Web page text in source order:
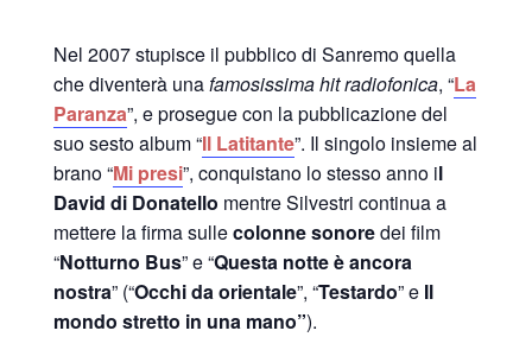
Nel 2007 stupisce il pubblico di Sanremo quella
che diventerà unafamosissima hit radiofonica, “La
Paranza”, e prosegue con la pubblicazione del
suo sesto album “Il Latitante”. Il singolo insieme al
brano “Mi presi”, conquistano lo stesso anno il
David di Donatello mentre Silvestri continua a
mettere la firma sullecolonne sonoredei film
“Notturno Bus” e “Questa notte è ancora
nostra” (“Occhi da orientale”, “Testardo” e Il
mondo stretto in una mano”).